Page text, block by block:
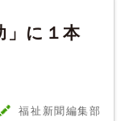
」に１本
福祉新聞編集部